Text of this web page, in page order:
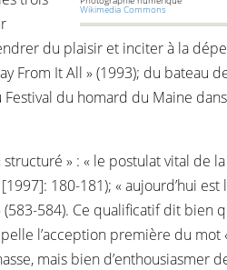
Wikimedia Commons
du plaisir et inciter à la
From It All » (1993); du bateau
Festival du homard du Maine
» : « le postulat vital de la
180-181); « aujourd’hui est
584). Ce qualificatif dit bien
l’acception première du mot
mais bien d’enthousiasmer